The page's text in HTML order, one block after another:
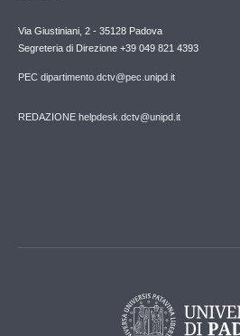
Via Giustiniani, 2 - 35128 Padova
Segreteria di Direzione +39 049 821 4393
PEC dipartimento.dctv@pec.unipd.it
REDAZIONE helpdesk.dctv@unipd.it